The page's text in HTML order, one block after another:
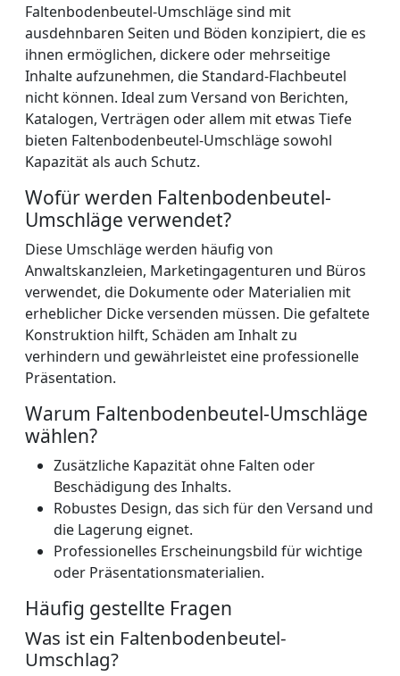
Faltenbodenbeutel-Umschläge sind mit
ausdehnbaren Seiten und Böden konzipiert, die es
ihnen ermöglichen, dickere oder mehrseitige
Inhalte aufzunehmen, die Standard-Flachbeutel
nicht können. Ideal zum Versand von Berichten,
Katalogen, Verträgen oder allem mit etwas Tiefe
bieten Faltenbodenbeutel-Umschläge sowohl
Kapazität als auch Schutz.
Wofür werden Faltenbodenbeutel-
Umschläge verwendet?
Diese Umschläge werden häufig von
Anwaltskanzleien, Marketingagenturen und Büros
verwendet, die Dokumente oder Materialien mit
erheblicher Dicke versenden müssen. Die gefaltete
Konstruktion hilft, Schäden am Inhalt zu
verhindern und gewährleistet eine professionelle
Präsentation.
Warum Faltenbodenbeutel-Umschläge
wählen?
Zusätzliche Kapazität ohne Falten oder
Beschädigung des Inhalts.
Robustes Design, das sich für den Versand und
die Lagerung eignet.
Professionelles Erscheinungsbild für wichtige
oder Präsentationsmaterialien.
Häufig gestellte Fragen
Was ist ein Faltenbodenbeutel-
Umschlag?